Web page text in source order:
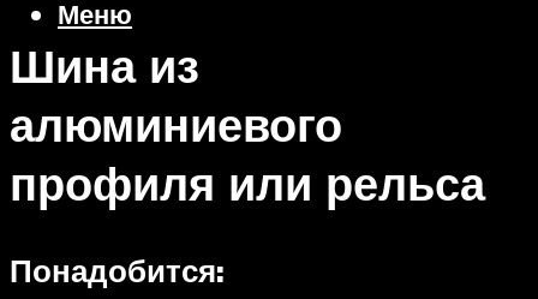
Меню
Шина из
алюминиевого
профиля или рельса
Понадобится: